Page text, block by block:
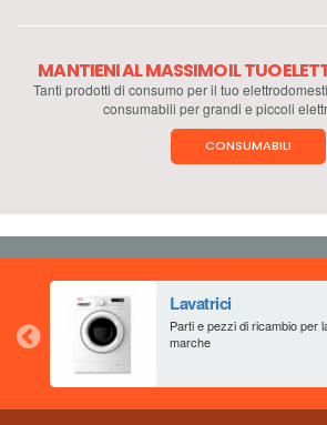
MANTIENI AL MASSIMO IL TUO
Tanti prodotti di consumo per il tuo
consumabili per grandi e piccoli
CONSUMABILI
Lavatrici
Parti e pezzi di ricambio per
marche